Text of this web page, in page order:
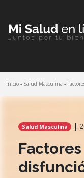
Inicio - Salud Masculina -
Salud Masculina |